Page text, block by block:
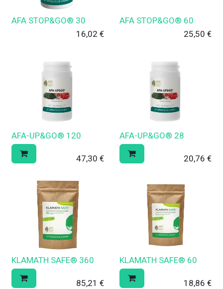
AFA STOP&GO® 30
16,02 €
AFA STOP&GO® 60
25,50 €
AFA-UP&GO® 120
47,30 €
AFA-UP&GO® 28
20,76 €
KLAMATH SAFE® 360
85,21 €
KLAMATH SAFE® 60
18,86 €